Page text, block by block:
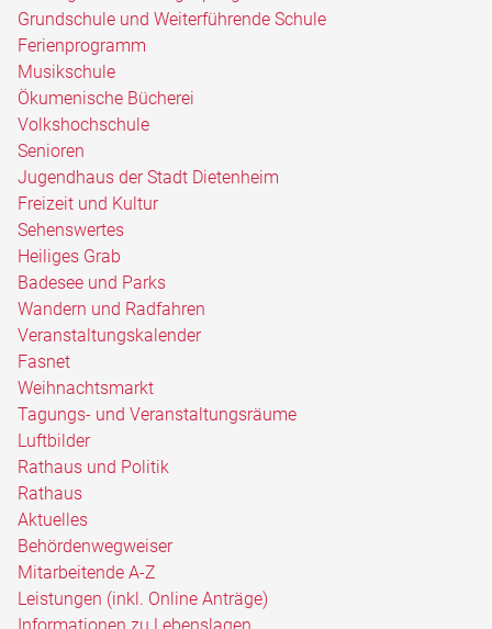
Grundschule und Weiterführende Schule
Ferienprogramm
Musikschule
Ökumenische Bücherei
Volkshochschule
Senioren
Jugendhaus der Stadt Dietenheim
Freizeit und Kultur
Sehenswertes
Heiliges Grab
Badesee und Parks
Wandern und Radfahren
Veranstaltungskalender
Fasnet
Weihnachtsmarkt
Tagungs- und Veranstaltungsräume
Luftbilder
Rathaus und Politik
Rathaus
Aktuelles
Behördenwegweiser
Mitarbeitende A-Z
Leistungen (inkl. Online Anträge)